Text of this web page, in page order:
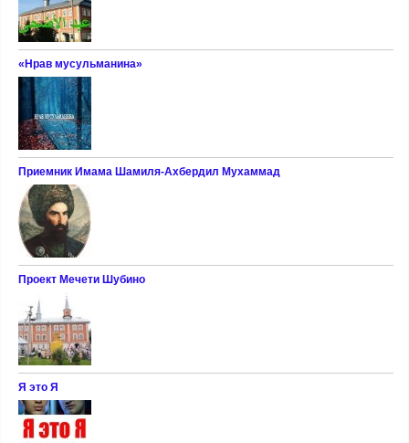
«Нрав мусульманина»
Приемник Имама Шамиля-Ахбердил Мухаммад
Проект Мечети Шубино
Я это Я